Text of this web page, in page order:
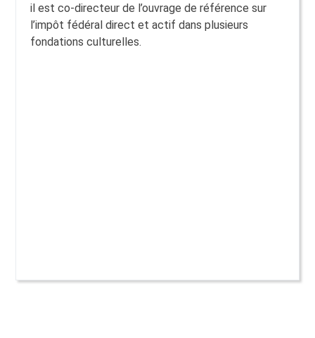
il est co-directeur de l’ouvrage de référence sur
l’impôt fédéral direct et actif dans plusieurs
fondations culturelles.